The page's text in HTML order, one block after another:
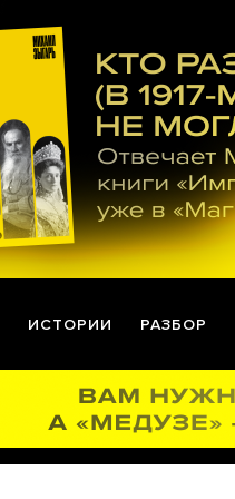
ИСТОРИИ РАЗБОР